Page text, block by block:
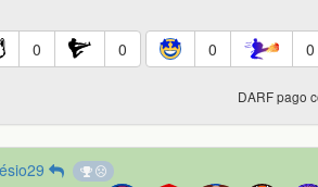
0 0 0 0
DARF pago